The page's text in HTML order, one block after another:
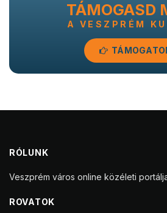
TÁMOGASD
A VESZPRÉM
RÓLUNK
Veszprém város online közéleti
ROVATOK